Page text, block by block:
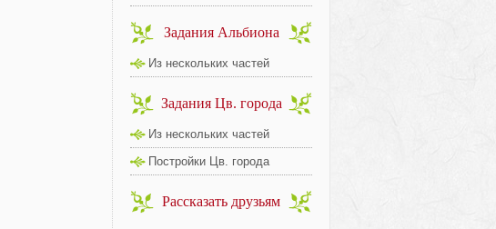
Задания Альбиона
Из нескольких частей
Задания Цв. города
Из нескольких частей
Постройки Цв. города
Рассказать друзьям